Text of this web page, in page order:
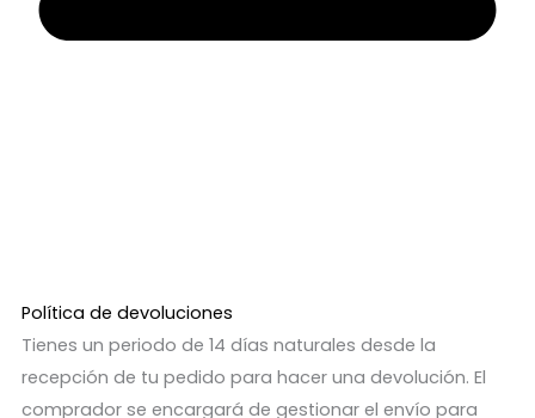
Política de devoluciones
Tienes un periodo de 14 días naturales desde la
recepción de tu pedido para hacer una devolución. El
comprador se encargará de gestionar el envío para